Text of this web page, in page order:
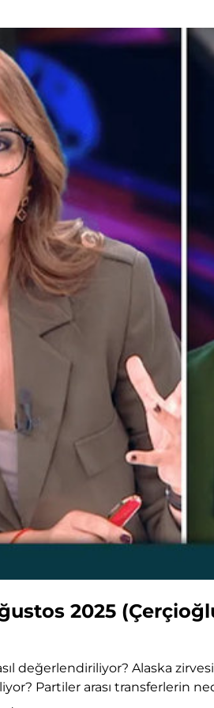
2025
değerlendiriliyor? Alaska
Partiler arası transferlerin